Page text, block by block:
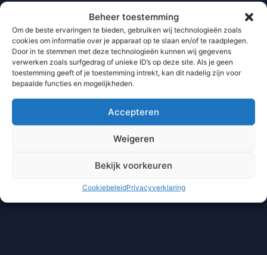
Beheer toestemming
Om de beste ervaringen te bieden, gebruiken wij technologieën zoals
cookies om informatie over je apparaat op te slaan en/of te raadplegen.
Door in te stemmen met deze technologieën kunnen wij gegevens
verwerken zoals surfgedrag of unieke ID’s op deze site. Als je geen
toestemming geeft of je toestemming intrekt, kan dit nadelig zijn voor
bepaalde functies en mogelijkheden.
Accepteren
Weigeren
Bekijk voorkeuren
CookiebeleidPrivacyverklaring